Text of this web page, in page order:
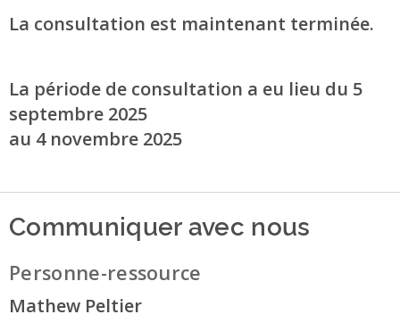
La consultation est maintenant terminée.
La période de consultation a eu lieu du 5
septembre 2025
au 4 novembre 2025
Communiquer avec nous
Personne-ressource
Mathew Peltier